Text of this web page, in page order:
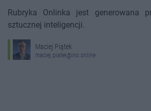
Rubryka Onlinka jest generowana
sztucznej inteligencji.
Maciej Piątek
maciej.piatek@ino.online